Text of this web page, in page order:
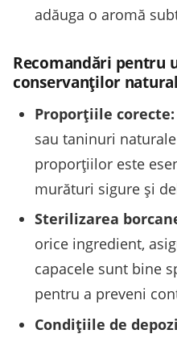
adăuga o aromă
Recomandări pentru
conservanților
Proporțiile corecte:
sau taninuri
proporțiilor este
murături sigure și
Sterilizarea
orice ingredient,
capacele sunt bine
pentru a preveni
Condițiile de